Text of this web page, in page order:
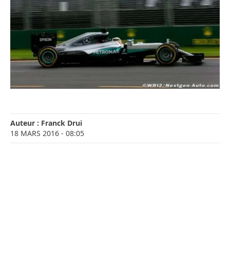
Auteur : Franck Drui
18 MARS 2016 - 08:05